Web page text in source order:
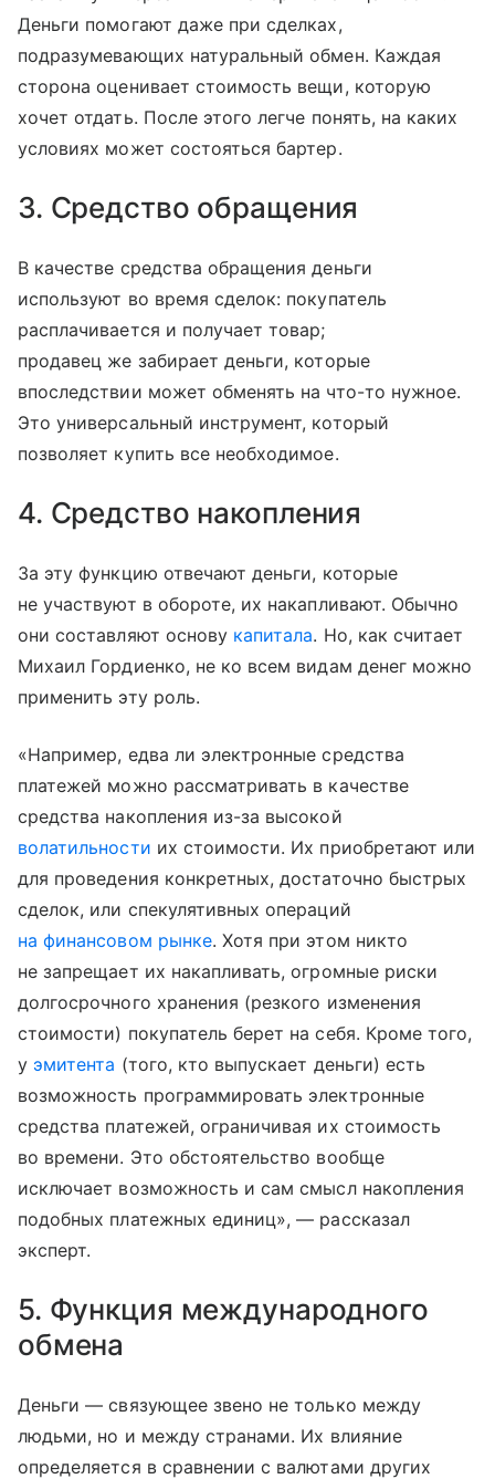
Деньги помогают даже при сделках,
подразумевающих натуральный обмен. Каждая
сторона оценивает стоимость вещи, которую
хочет отдать. После этого легче понять, на каких
условиях может состояться бартер.
3. Средство обращения
В качестве средства обращения деньги
используют во время сделок: покупатель
расплачивается и получает товар;
продавец же забирает деньги, которые
впоследствии может обменять на что-то нужное.
Это универсальный инструмент, который
позволяет купить все необходимое.
4. Средство накопления
За эту функцию отвечают деньги, которые
не участвуют в обороте, их накапливают. Обычно
они составляют основу капитала. Но, как считает
Михаил Гордиенко, не ко всем видам денег можно
применить эту роль.
«Например, едва ли электронные средства
платежей можно рассматривать в качестве
средства накопления из-за высокой
волатильности их стоимости. Их приобретают или
для проведения конкретных, достаточно быстрых
сделок, или спекулятивных операций
на финансовом рынке. Хотя при этом никто
не запрещает их накапливать, огромные риски
долгосрочного хранения (резкого изменения
стоимости) покупатель берет на себя. Кроме того,
у эмитента (того, кто выпускает деньги) есть
возможность программировать электронные
средства платежей, ограничивая их стоимость
во времени. Это обстоятельство вообще
исключает возможность и сам смысл накопления
подобных платежных единиц», — рассказал
эксперт.
5. Функция международного
обмена
Деньги — связующее звено не только между
людьми, но и между странами. Их влияние
определяется в сравнении с валютами других